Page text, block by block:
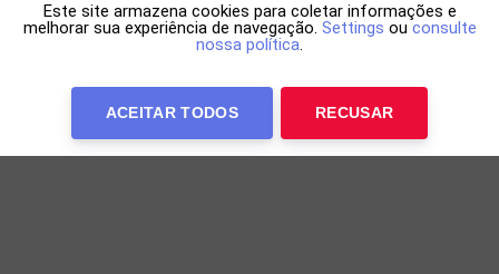
Este site armazena cookies para coletar informações e
melhorar sua experiência de navegação. Settings ou consulte
nossa política.
ACEITAR TODOS RECUSAR